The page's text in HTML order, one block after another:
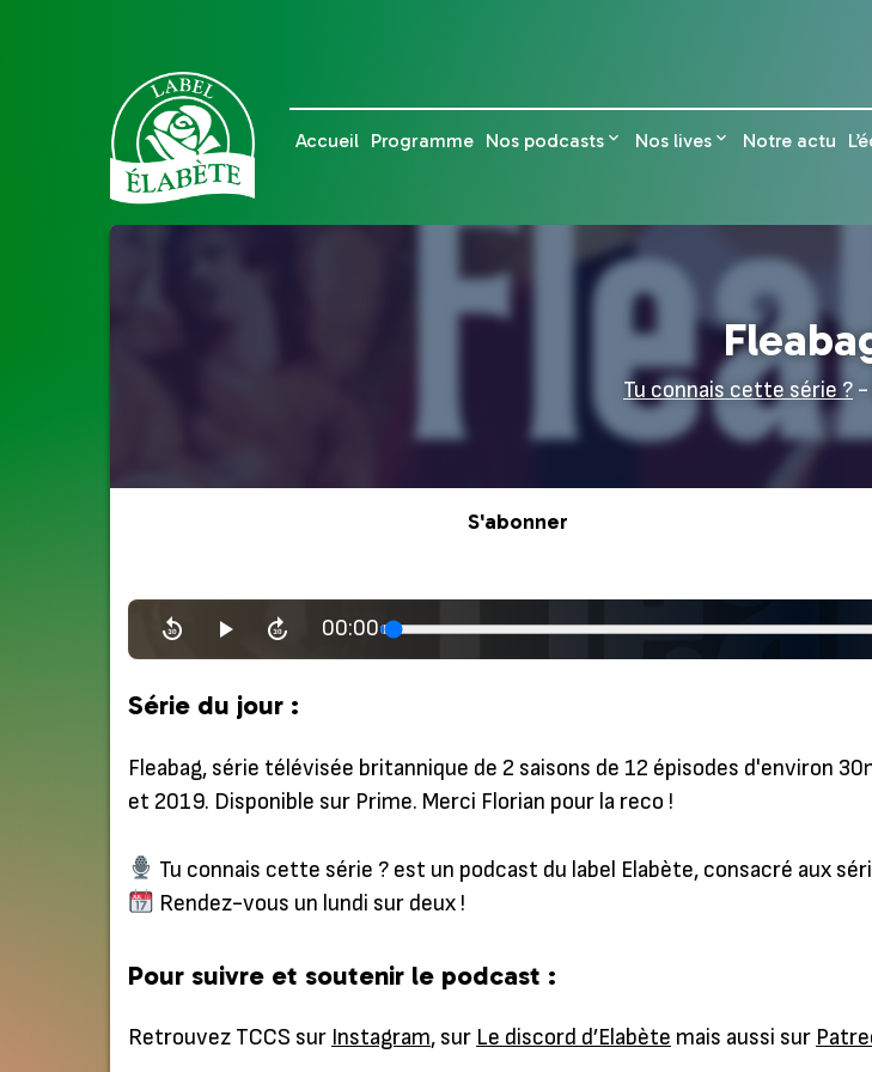
Accueil Programme Nos podcasts Nos lives Notre actu
Tu connais cette série ? -
S'abonner
00:00
Série du jour :
Fleabag, série télévisée britannique de 2 saisons de 12 épisodes d'environ
et 2019. Disponible sur Prime. Merci Florian pour la reco !
Tu connais cette série ? est un podcast du label Elabète, consacré aux
Rendez-vous un lundi sur deux !
Pour suivre et soutenir le podcast :
Retrouvez TCCS sur Instagram, sur Le discord d’Elabète mais aussi sur